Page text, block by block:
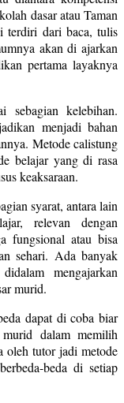
dasar atau Taman
terdiri dari baca, tulis
akan di ajarkan
pertama layaknya
sebagian kelebihan.
menjadi bahan
Metode calistung
belajar yang di rasa
keaksaraan.
syarat, antara lain
relevan dengan
fungsional atau bisa
sehari. Ada banyak
mengajarkan
murid.
dapat di coba biar
dalam memilih
oleh tutor jadi metode
beda di setiap